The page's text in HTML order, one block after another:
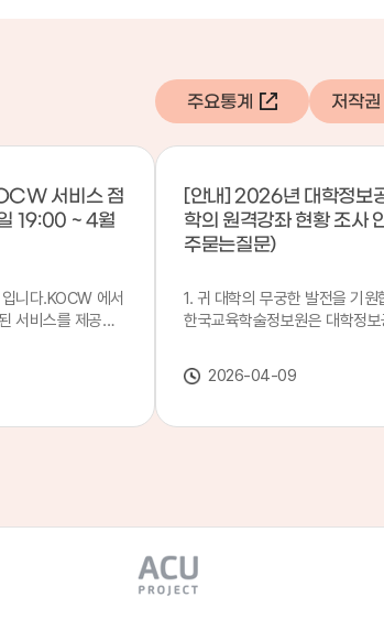
서비스 점
19:00 ~ 4월
니다.KOCW 에서
서비스를 제공하
작업 일시 : 4월
25일(토) 23:00
오니, 이 점 양해하
[안내] 2026년 대학정보
학의 원격강좌 현황 조사
주묻는질문)
1. 귀 대학의 무궁한 발전을 기원
한국교육학술정보원은 대학정
본 조사는 2025. 3. 1~2026. 2.
에 운영된 원격강좌(이러닝) 현
강좌(12-바)'에 데이터를 연계할
인시 캠퍼스인 경우 해당 캠퍼스
있는 기관명을 선택하시면 됩니
2026-04-09
주요통계 저작